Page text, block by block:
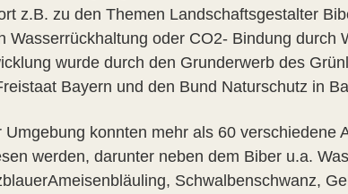
z.B. zu den Themen Landschaftsgestalter
Wasserrückhaltung oder CO2- Bindung durch
wurde durch den Grunderwerb des
Bayern und den Bund Naturschutz in
konnten mehr als 60 verschiedene
werden, darunter neben dem Biber u.a.
Schwalbenschwanz,